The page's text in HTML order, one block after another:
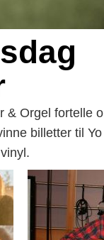
& Orgel fortelle
billetter til